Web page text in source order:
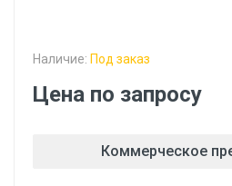
Наличие: Под заказ
Цена по запросу
Коммерческое